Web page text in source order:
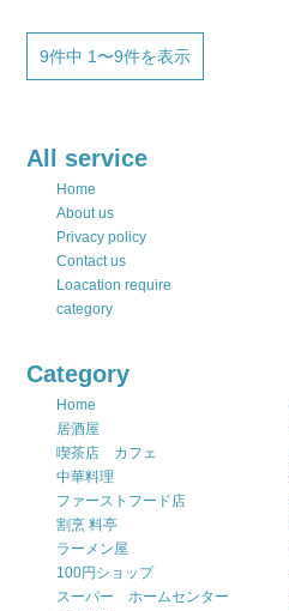
9件中 1〜9件を表示
All service
Home
About us
Privacy policy
Contact us
Loacation require
category
Category
Home
居酒屋
喫茶店 カフェ
中華料理
ファーストフード店
割烹 料亭
ラーメン屋
100円ショップ
スーパー ホームセンター